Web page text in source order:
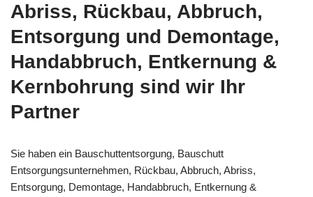
Abriss, Rückbau, Abbruch,
Entsorgung und Demontage,
Handabbruch, Entkernung &
Kernbohrung sind wir Ihr
Partner
Sie haben ein Bauschuttentsorgung, Bauschutt
Entsorgungsunternehmen, Rückbau, Abbruch, Abriss,
Entsorgung, Demontage, Handabbruch, Entkernung &